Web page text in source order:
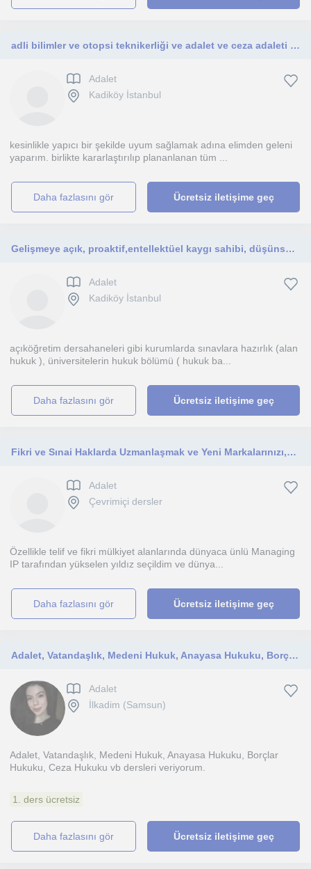
adli bilimler ve otopsi teknikerliği ve adalet ve ceza adaleti alanlarına hakimim. umarım sana yardımcı olabilirim.
Adalet
Kadiköy İstanbul
kesinlikle yapıcı bir şekilde uyum sağlamak adına elimden geleni
yaparım. birlikte kararlaştırılıp plananlanan tüm ...
daha fazlasını gör Ücretsiz iletişime geç
Gelişmeye açık, proaktif,entellektüel kaygı sahibi, düşünsel ve dilsel
Adalet
Kadiköy İstanbul
açıköğretim dersahaneleri gibi kurumlarda sınavlara hazırlık (alan
hukuk ), üniversitelerin hukuk bölümü ( hukuk ba...
daha fazlasını gör Ücretsiz iletişime geç
Fikri ve Sınai Haklarda Uzmanlaşmak ve Yeni Markalarınızı,Patentinizi Koruma Altına Almayı İster Misiniz?
Adalet
Çevrimiçi dersler
Özellikle telif ve fikri mülkiyet alanlarında dünyaca ünlü Managing
IP tarafından yükselen yıldız seçildim ve dünya...
daha fazlasını gör Ücretsiz iletişime geç
Adalet, Vatandaşlık, Medeni Hukuk, Anayasa Hukuku, Borçlar Hukuku, Ceza Hukuku vb dersleri veriyorum
Adalet
İlkadim (Samsun)
Adalet, Vatandaşlık, Medeni Hukuk, Anayasa Hukuku, Borçlar
Hukuku, Ceza Hukuku vb dersleri veriyorum.
1. ders ücretsiz
daha fazlasını gör Ücretsiz iletişime geç